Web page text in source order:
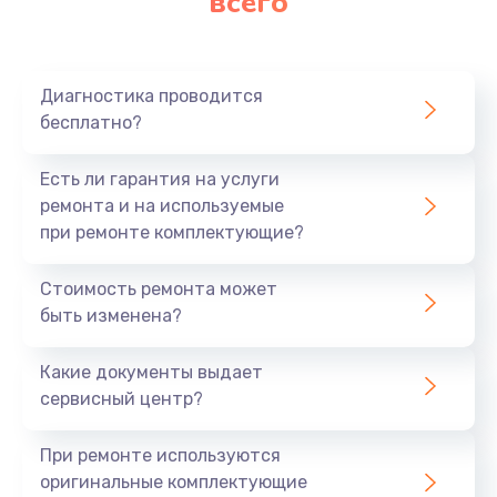
Заказать
1190 руб.
Заказать
Замена термостата
Заказать
3390 руб.
Диагностика проводится
бесплатно?
Есть ли гарантия на услуги
ремонта и на используемые
при ремонте комплектующие?
Стоимость ремонта может
быть изменена?
Какие документы выдает
сервисный центр?
При ремонте используются
оригинальные комплектующие